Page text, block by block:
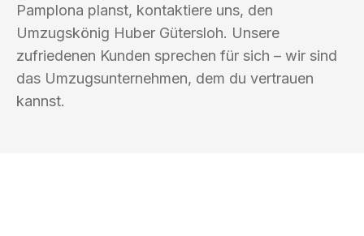
Pamplona planst, kontaktiere uns, den
Umzugskönig Huber Gütersloh. Unsere
zufriedenen Kunden sprechen für sich – wir sind
das Umzugsunternehmen, dem du vertrauen
kannst.